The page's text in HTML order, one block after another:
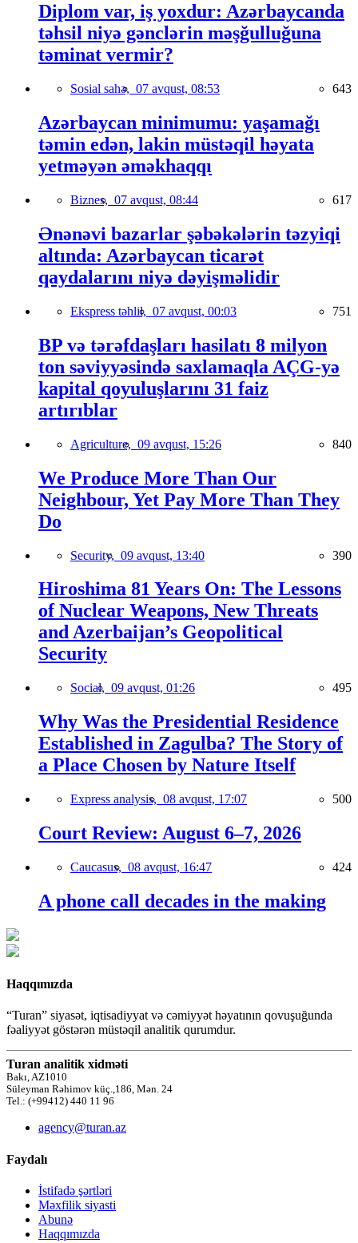
Diplom var, iş yoxdur: Azərbaycanda
təhsil niyə gənclərin məşğulluğuna
təminat vermir?
Sosial sahə, 07 avqust, 08:53 643
Azərbaycan minimumu: yaşamağı
təmin edən, lakin müstəqil həyata
yetməyən əməkhaqqı
Biznes, 07 avqust, 08:44 617
Ənənəvi bazarlar şəbəkələrin təzyiqi
altında: Azərbaycan ticarət
qaydalarını niyə dəyişməlidir
Ekspress təhlil, 07 avqust, 00:03 751
BP və tərəfdaşları hasilatı 8 milyon
ton səviyyəsində saxlamaqla AÇG-yə
kapital qoyuluşlarını 31 faiz
artırıblar
Agriculture, 09 avqust, 15:26 840
We Produce More Than Our
Neighbour, Yet Pay More Than They
Do
Security, 09 avqust, 13:40 390
Hiroshima 81 Years On: The Lessons
of Nuclear Weapons, New Threats
and Azerbaijan’s Geopolitical
Security
Social, 09 avqust, 01:26 495
Why Was the Presidential Residence
Established in Zagulba? The Story of
a Place Chosen by Nature Itself
Express analysis, 08 avqust, 17:07 500
Court Review: August 6–7, 2026
Caucasus, 08 avqust, 16:47 424
A phone call decades in the making
Haqqımızda
“Turan” siyasət, iqtisadiyyat və cəmiyyət həyatının qovuşuğunda
fəaliyyət göstərən müstəqil analitik qurumdur.
Turan analitik xidməti
Bakı, AZ1010
Süleyman Rəhimov küç.,186, Mən. 24
Tel.: (+99412) 440 11 96
agency@turan.az
Faydalı
İstifadə şərtləri
Məxfilik siyasti
Abunə
Haqqımızda